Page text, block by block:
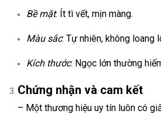
Bề mặt: Ít tì vết, mịn màng.
Màu sắc: Tự nhiên, không loang
Kích thước: Ngọc lớn thường
Chứng nhận và cam kết
– Một thương hiệu uy tín luôn có